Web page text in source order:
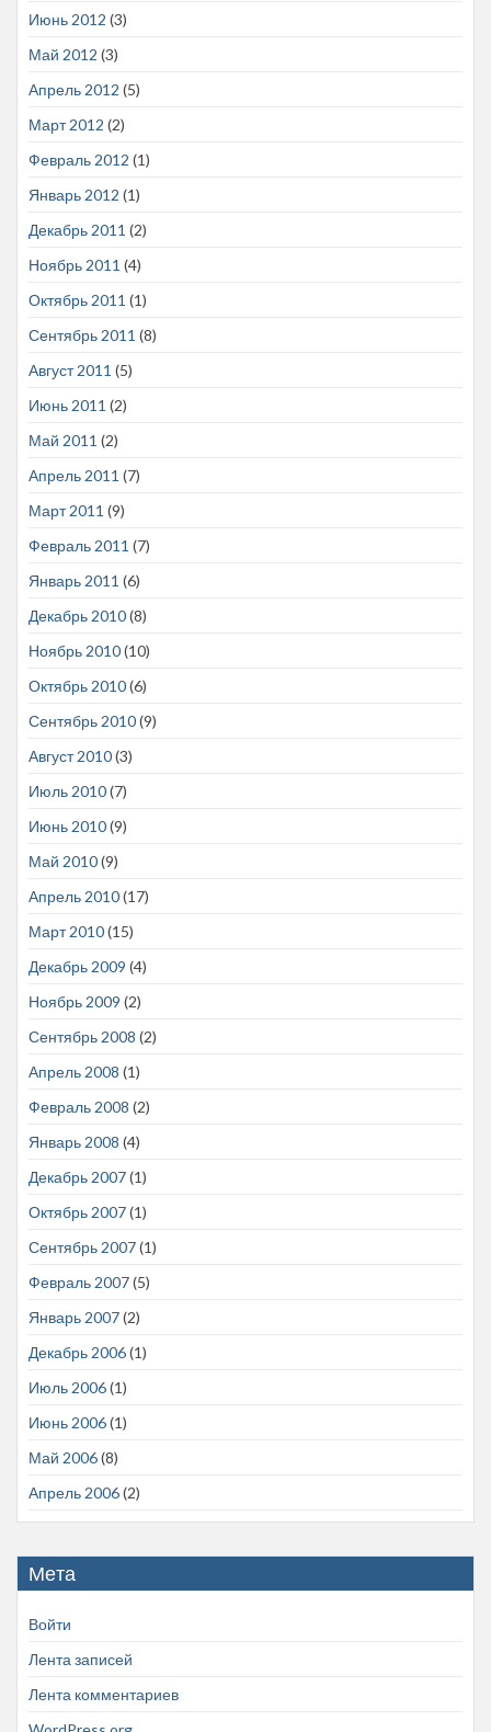
Июнь 2012 (3)
Май 2012 (3)
Апрель 2012 (5)
Март 2012 (2)
Февраль 2012 (1)
Январь 2012 (1)
Декабрь 2011 (2)
Ноябрь 2011 (4)
Октябрь 2011 (1)
Сентябрь 2011 (8)
Август 2011 (5)
Июнь 2011 (2)
Май 2011 (2)
Апрель 2011 (7)
Март 2011 (9)
Февраль 2011 (7)
Январь 2011 (6)
Декабрь 2010(8)
Ноябрь 2010(10)
Октябрь 2010(6)
Сентябрь 2010(9)
Август 2010(3)
Июль 2010(7)
Июнь 2010(9)
Май 2010(9)
Апрель 2010(17)
Март 2010(15)
Декабрь 2009 (4)
Ноябрь 2009 (2)
Сентябрь 2008 (2)
Апрель 2008 (1)
Февраль 2008 (2)
Январь 2008 (4)
Декабрь 2007(1)
Октябрь 2007(1)
Сентябрь 2007(1)
Февраль 2007(5)
Январь 2007(2)
Декабрь 2006(1)
Июль 2006(1)
Июнь 2006(1)
Май 2006(8)
Апрель 2006(2)
Мета
Войти
Лента записей
Лента комментариев